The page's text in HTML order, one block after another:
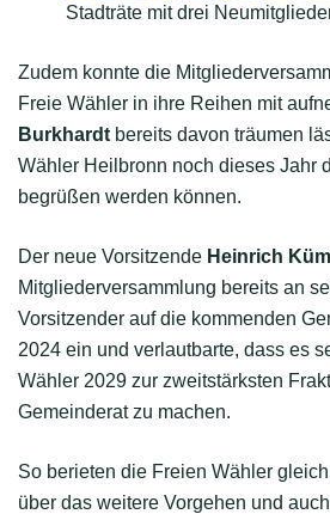
Stadträte mit drei
Zudem konnte die
Freie Wähler in ihre Reihen mit
Burkhardt bereits davon träumen
Wähler Heilbronn noch dieses Jahr
begrüßen werden können.
Der neue Vorsitzende Heinrich
Mitgliederversammlung bereits an
Vorsitzender auf die kommenden
2024 ein und verlautbarte, dass es
Wähler 2029 zur zweitstärksten
Gemeinderat zu machen.
So berieten die Freien Wähler
über das weitere Vorgehen und